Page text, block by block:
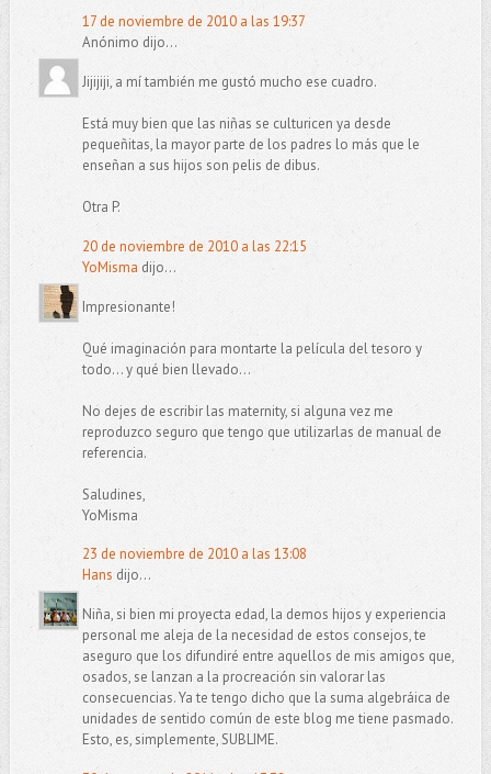
17 de noviembre de 2010 a las 19:37
Anónimo dijo...
Jijijiji, a mí también me gustó mucho ese cuadro.
Está muy bien que las niñas se culturicen ya desde
pequeñitas, la mayor parte de los padres lo más que le
enseñan a sus hijos son pelis de dibus.
Otra P.
20 de noviembre de 2010 a las 22:15
YoMisma dijo...
Impresionante!
Qué imaginación para montarte la película del tesoro y
todo... y qué bien llevado...
No dejes de escribir las maternity, si alguna vez me
reproduzco seguro que tengo que utilizarlas de manual de
referencia.
Saludines,
YoMisma
23 de noviembre de 2010 a las 13:08
Hans dijo...
Niña, si bien mi proyecta edad, la demos hijos y experiencia
personal me aleja de la necesidad de estos consejos, te
aseguro que los difundiré entre aquellos de mis amigos que,
osados, se lanzan a la procreación sin valorar las
consecuencias. Ya te tengo dicho que la suma algebráica de
unidades de sentido común de este blog me tiene pasmado.
Esto, es, simplemente, SUBLIME.